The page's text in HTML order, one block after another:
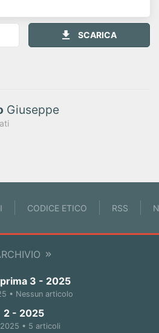
SCARICA
Giuseppe
CODICE ETICO RSS
3 - 2025
• Nessun articolo
2 - 2025
• 5 articoli